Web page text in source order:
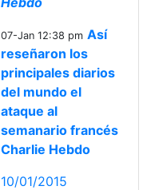
07-Jan 12:38 pm Así
reseñaron los
principales diarios
del mundo el
ataque al
semanario francés
Charlie Hebdo
10/01/2015